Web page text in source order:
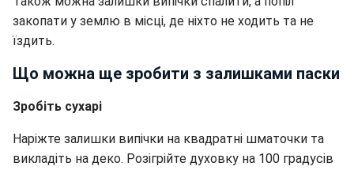
закопати у землю в місці, де ніхто не ходить та не
їздить.
Що можна ще зробити з залишками паски
Зробіть сухарі
Наріжте залишки випічки на квадратні шматочки та
викладіть на деко. Розігрійте духовку на 100 градусів